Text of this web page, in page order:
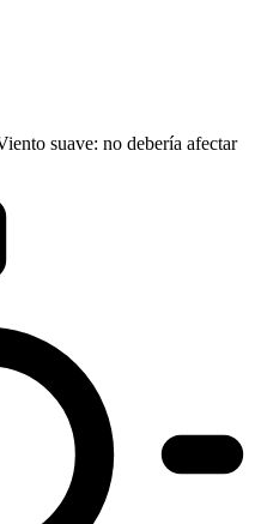
suave: no debería afectar